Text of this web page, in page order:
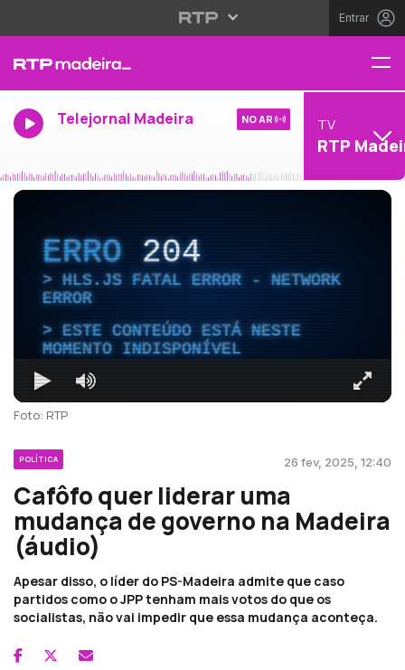
Entrar
Telejornal Madeira NO AR TV
RTP
ERRO204
HLS.JS FATAL ERROR - NETWORK
ERROR
ESTE CONTEÚDO ESTÁ NESTE
MOMENTO INDISPONÍVEL
Foto: RTP
POLÍTICA 26 fev, 2025, 12:40
Cafôfo quer liderar uma
mudança de governo na Madeira
(áudio)
Apesar disso, o líder do PS-Madeira admite que caso
partidos como o JPP tenham mais votos do que os
socialistas, não vai impedir que essa mudança aconteça.